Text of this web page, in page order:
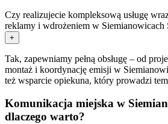
Czy realizujecie kompleksową usługę
reklamy i wdrożeniem w Siemianowicach
+
Tak, zapewniamy pełną obsługę – od
montaż i koordynację emisji w
też wsparcie opiekuna, który prowadzi
Komunikacja miejska w
dlaczego warto?